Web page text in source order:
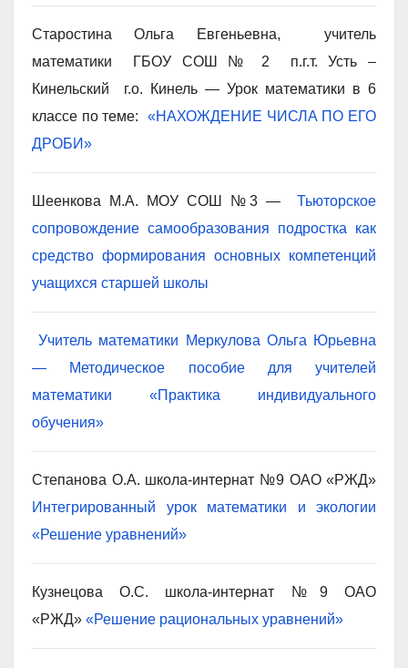
Старостина Ольга Евгеньевна, учитель
математики ГБОУ СОШ № 2 п.г.т. Усть –
Кинельский г.о. Кинель — Урок математики в 6
классе по теме: «НАХОЖДЕНИЕ ЧИСЛА ПО ЕГО
ДРОБИ»
Шеенкова М.А. МОУ СОШ №3 —
Тьюторское
сопровождение самообразования подростка как
средство формирования основных компетенций
учащихся старшей школы
Учитель математики Меркулова Ольга Юрьевна
— Методическое пособие для учителей
математики «Практика индивидуального
обучения»
Степанова О.А. школа-интернат №9 ОАО «РЖД»
Интегрированный урок математики и экологии
«Решение уравнений»
Кузнецова О.С. школа-интернат №9 ОАО
«РЖД» «Решение рациональных уравнений»